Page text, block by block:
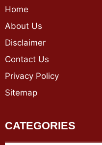
Home
About Us
Disclaimer
Contact Us
Privacy Policy
Sitemap
CATEGORIES